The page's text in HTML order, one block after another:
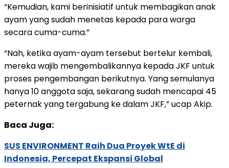
“Kemudian, kami berinisiatif untuk membagikan anak
ayam yang sudah menetas kepada para warga
secara cuma-cuma.”
“Nah, ketika ayam-ayam tersebut bertelur kembali,
mereka wajib mengembalikannya kepada JKF untuk
proses pengembangan berikutnya. Yang semulanya
hanya 10 anggota saja, sekarang sudah mencapai 45
peternak yang tergabung ke dalam JKF,” ucap Akip.
Baca Juga:
SUS ENVIRONMENT Raih Dua Proyek WtE di
Indonesia, Percepat Ekspansi Global